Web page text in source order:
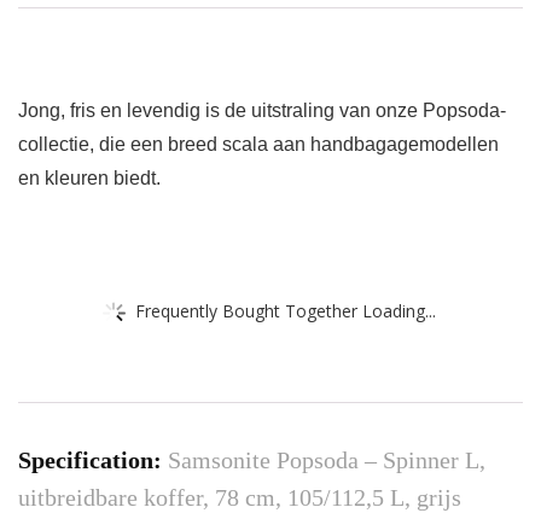
Jong, fris en levendig is de uitstraling van onze Popsoda-
collectie, die een breed scala aan handbagagemodellen
en kleuren biedt.
Frequently Bought Together Loading...
Specification: Samsonite Popsoda – Spinner L,
uitbreidbare koffer, 78 cm, 105/112,5 L, grijs